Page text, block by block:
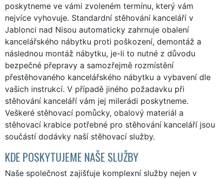
poskytneme ve vámi zvoleném termínu, který vám
nejvíce vyhovuje. Standardní stěhování kanceláří v
Jablonci nad Nisou automaticky zahrnuje obalení
kancelářského nábytku proti poškození, demontáž a
následnou montáž nábytku, je-li to nutné z důvodu
bezpečné přepravy a samozřejmě rozmístění
přestěhovaného kancelářského nábytku a vybavení dle
vašich instrukcí. V případě jiného požadavku při
stěhování kanceláří vám jej milerádi poskytneme.
Veškeré stěhovací pomůcky, obalový materiál a
stěhovací krabice potřebné pro stěhování kanceláří jsou
součástí dodávky naší stěhovací služby.
KDE POSKYTUJEME NAŠE SLUŽBY
Naše společnost zajišťuje komplexní služby nejen v